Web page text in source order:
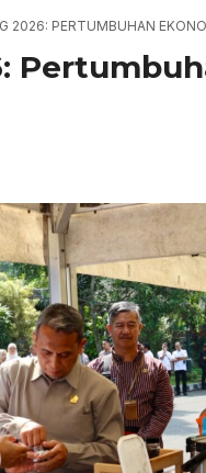
2026: PERTUMBUHAN